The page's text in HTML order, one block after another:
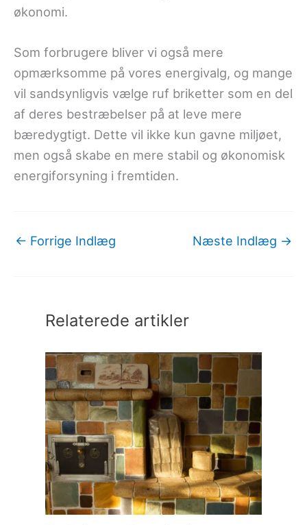
økonomi.
Som forbrugere bliver vi også mere
opmærksomme på vores energivalg, og mange
vil sandsynligvis vælge ruf briketter som en del
af deres bestræbelser på at leve mere
bæredygtigt. Dette vil ikke kun gavne miljøet,
men også skabe en mere stabil og økonomisk
energiforsyning i fremtiden.
← Forrige Indlæg Næste Indlæg →
Relaterede artikler